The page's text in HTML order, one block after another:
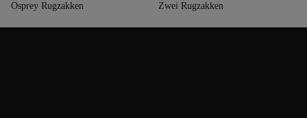
Osprey Rugzakken
Zwei Rugzakken